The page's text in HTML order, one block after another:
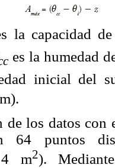
la capacidad
es la humedad
inicial del
de los datos con
puntos
4 m2).